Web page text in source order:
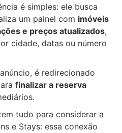
é simples: ele busca
um painel com imóveis
e preços atualizados,
cidade, datas ou número
é redirecionado
finalizar a reserva
tudo para considerar a
e Stays: essa conexão